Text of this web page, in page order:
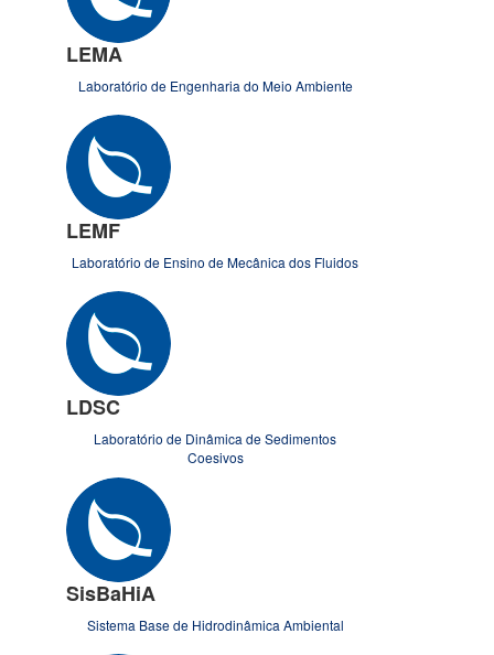
LEMA
Laboratório de Engenharia do Meio Ambiente
LEMF
Laboratório de Ensino de Mecânica dos Fluidos
LDSC
Laboratório de Dinâmica de Sedimentos
Coesivos
SisBaHiA
Sistema Base de Hidrodinâmica Ambiental